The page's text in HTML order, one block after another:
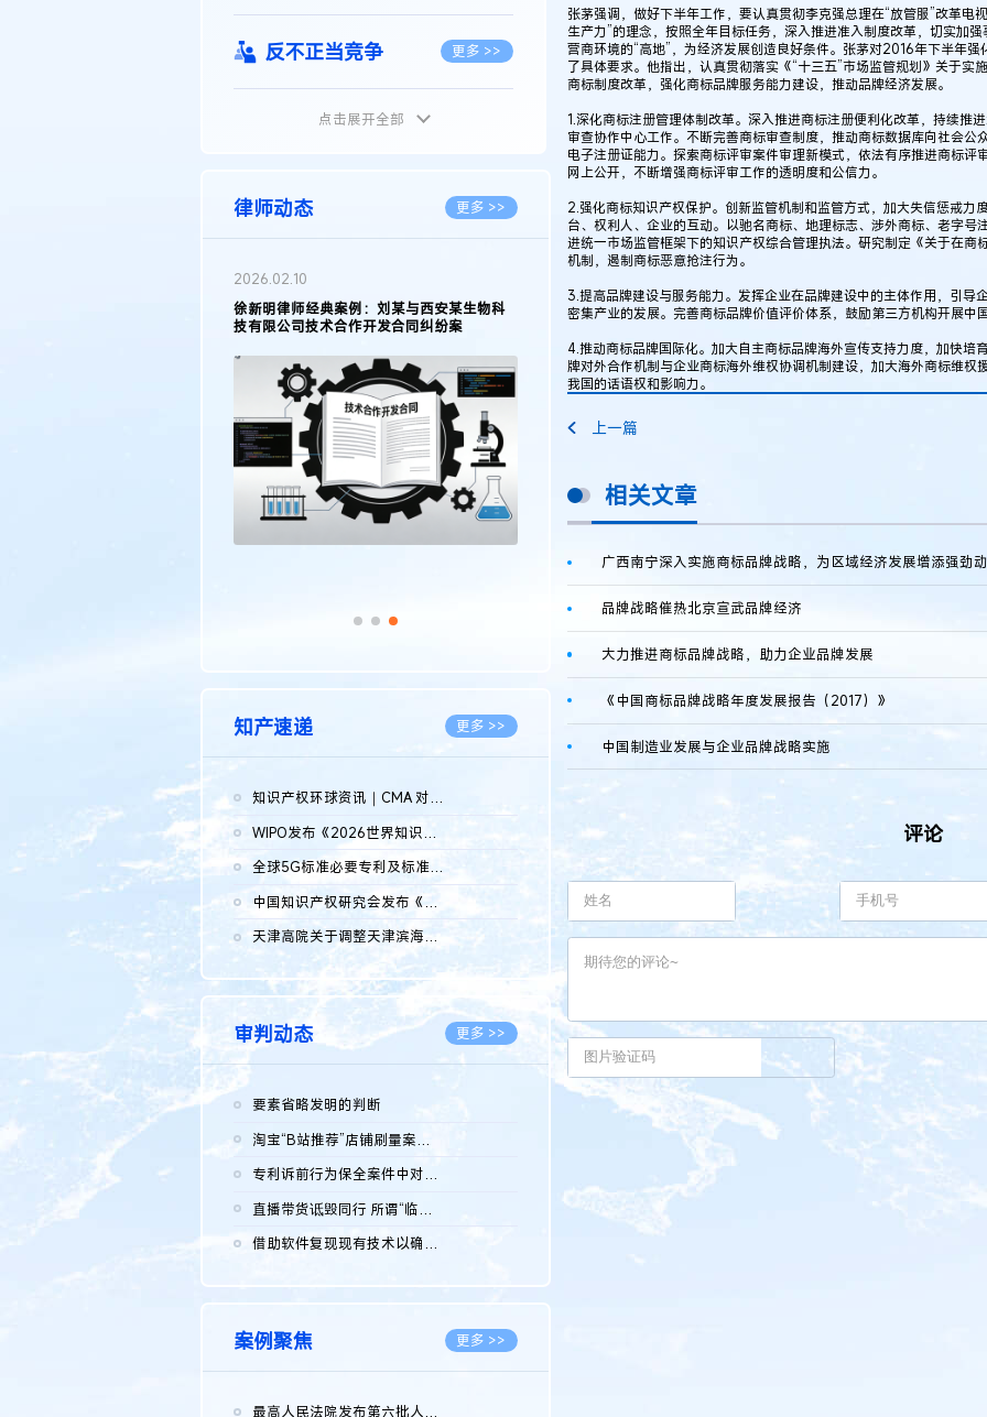
反不正当竞争 更多 >>
植物新品种
地理标志 更多 >>
集成电路布图设计
传统文化 更多 >>
点击展开全部
律师动态 更多 >>
2026.02.10
徐新明律师经典案例：刘某与西安某生物科
技有限公司技术合作开发合同纠纷案
知产速递 更多 >>
知识产权环球资讯｜CMA 对微软发起调查；批量搬运二手平台数据构...
WIPO发布《2026世界知识产权报告》 含报告全文
全球5G标准必要专利及标准提案研究报告（2026年）全文发布
中国知识产权研究会发布《2025年度中国企业海外知识产权纠纷调查...
2026.08.07
天津高院关于调整天津滨海高新技术产业开发区华苑科技园一审普通...
2026.08.07
审判动态 更多 >>
要素省略发明的判断
淘宝“B站推荐”店铺刷量案维持原判，两被告连带赔偿150万元
专利诉前行为保全案件中对仿制药申请人曾作出三类声明的考量及违...
直播带货诋毁同行 所谓“临场发挥”不免责
借助软件复现现有技术以确认相关参数特征是否被公开
案例聚焦 更多 >>
最高人民法院发布第六批人民法院种业知识产权司法保护典型案例 含...
张茅强调，做好下半年工作，要认真贯彻李克强总理在“放管服”改革电
生产力”的理念，按照全年目标任务，深入推进准入制度改革，切实加
营商环境的“高地”，为经济发展创造良好条件。张茅对2016年下半年
了具体要求。他指出，认真贯彻落实《“十三五”市场监管规划》关于实
商标制度改革，强化商标品牌服务能力建设，推动品牌经济发展。
1.深化商标注册管理体制改革。深入推进商标注册便利化改革，持续推
审查协作中心工作。不断完善商标审查制度，推动商标数据库向社会
电子注册证能力。探索商标评审案件审理新模式，依法有序推进商标
网上公开，不断增强商标评审工作的透明度和公信力。
2.强化商标知识产权保护。创新监管机制和监管方式，加大失信惩戒力
台、权利人、企业的互动。以驰名商标、地理标志、涉外商标、老字
进统一市场监管框架下的知识产权综合管理执法。研究制定《关于在商
机制，遏制商标恶意抢注行为。
3.提高品牌建设与服务能力。发挥企业在品牌建设中的主体作用，引导
密集产业的发展。完善商标品牌价值评价体系，鼓励第三方机构开展中
4.推动商标品牌国际化。加大自主商标品牌海外宣传支持力度，加快培
牌对外合作机制与企业商标海外维权协调机制建设，加大海外商标维
我国的话语权和影响力。
上一篇
相关文章
广西南宁深入实施商标品牌战略，为区域经济发展增添强劲
品牌战略催热北京宣武品牌经济
大力推进商标品牌战略，助力企业品牌发展
《中国商标品牌战略年度发展报告（2017）》
中国制造业发展与企业品牌战略实施
评论